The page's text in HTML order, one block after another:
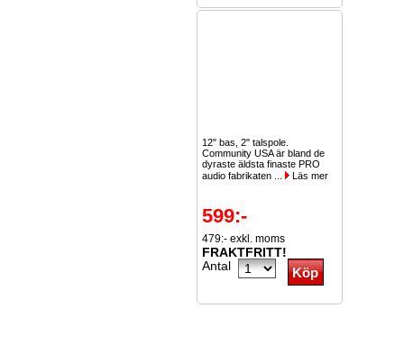
12" bas, 2" talspole.
Community USA är bland de
dyraste äldsta finaste PRO
audio fabrikaten ...
Läs mer
599:-
479:- exkl. moms
FRAKTFRITT!
Antal